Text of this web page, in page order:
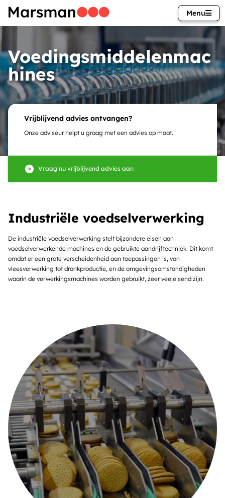
Menu
Voedingsmiddelenmac
hines
Vrijblijvend advies ontvangen?
Onze adviseur helpt u graag met een advies op maat.
Vraag nu vrijblijvend advies aan
Industriële voedselverwerking
De industriële voedselverwerking stelt bijzondere eisen aan
voedselverwerkende machines en de gebruikte aandrijftechniek. Dit komt
omdat er een grote verscheidenheid aan toepassingen is, van
vleesverwerking tot drankproductie, en de omgevingsomstandigheden
waarin de verwerkingsmachines worden gebruikt, zeer veeleisend zijn.